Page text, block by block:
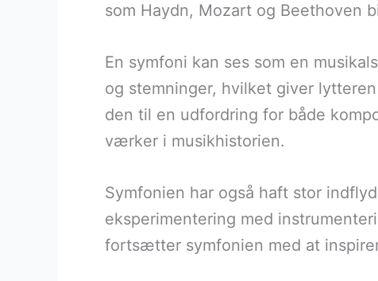
som Haydn, Mozart og Beethoven
En symfoni kan ses som en
og stemninger, hvilket giver
den til en udfordring for både
værker i musikhistorien.
Symfonien har også haft stor
eksperimentering med
fortsætter symfonien med at